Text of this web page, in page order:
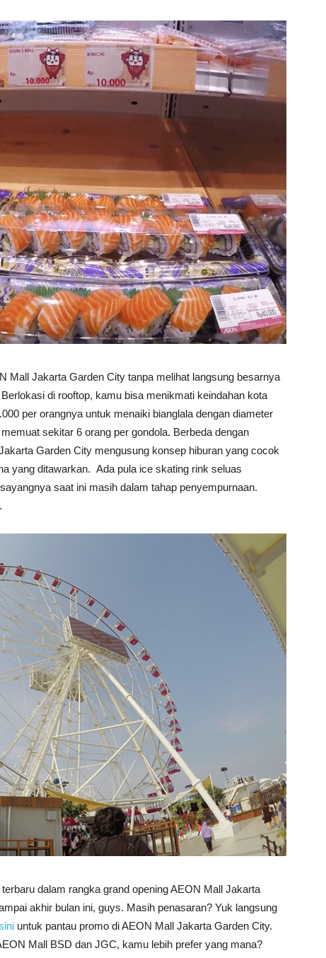
Mall Jakarta Garden City tanpa melihat langsung besarnya
di rooftop, kamu bisa menikmati keindahan kota
per orangnya untuk menaiki bianglala dengan diameter
sekitar 6 orang per gondola. Berbeda dengan
Garden City mengusung konsep hiburan yang cocok
yang ditawarkan. Ada pula ice skating rink seluas
saat ini masih dalam tahap penyempurnaan.
dalam rangka grand opening AEON Mall Jakarta
akhir bulan ini, guys. Masih penasaran? Yuk langsung
untuk pantau promo di AEON Mall Jakarta Garden City.
Mall BSD dan JGC, kamu lebih prefer yang mana?